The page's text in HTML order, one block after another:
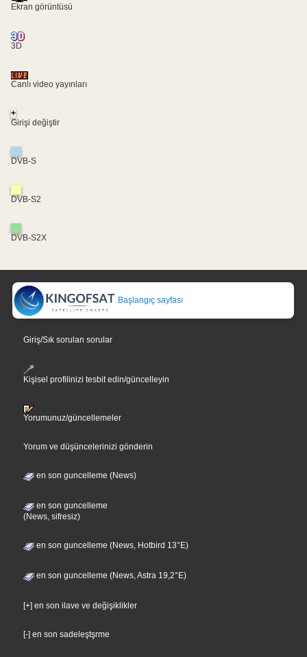
Ekran görüntüsü
3D
Canlı video yayınları
+
Girişi değiştir
DVB-S
DVB-S2
DVB-S2X
Başlangıç sayfası
Giriş/Sık sorulan sorular
Kişisel profilinizi tesbit edin/güncelleyin
Yorumunuz/güncellemeler
Yorum ve düşüncelerinizi gönderin
en son guncelleme (News)
en son guncelleme
(News, sifresiz)
en son guncelleme (News, Hotbird 13°E)
en son guncelleme (News, Astra 19,2°E)
[+] en son ilave ve değişiklikler
[-] en son sadeleştşrme